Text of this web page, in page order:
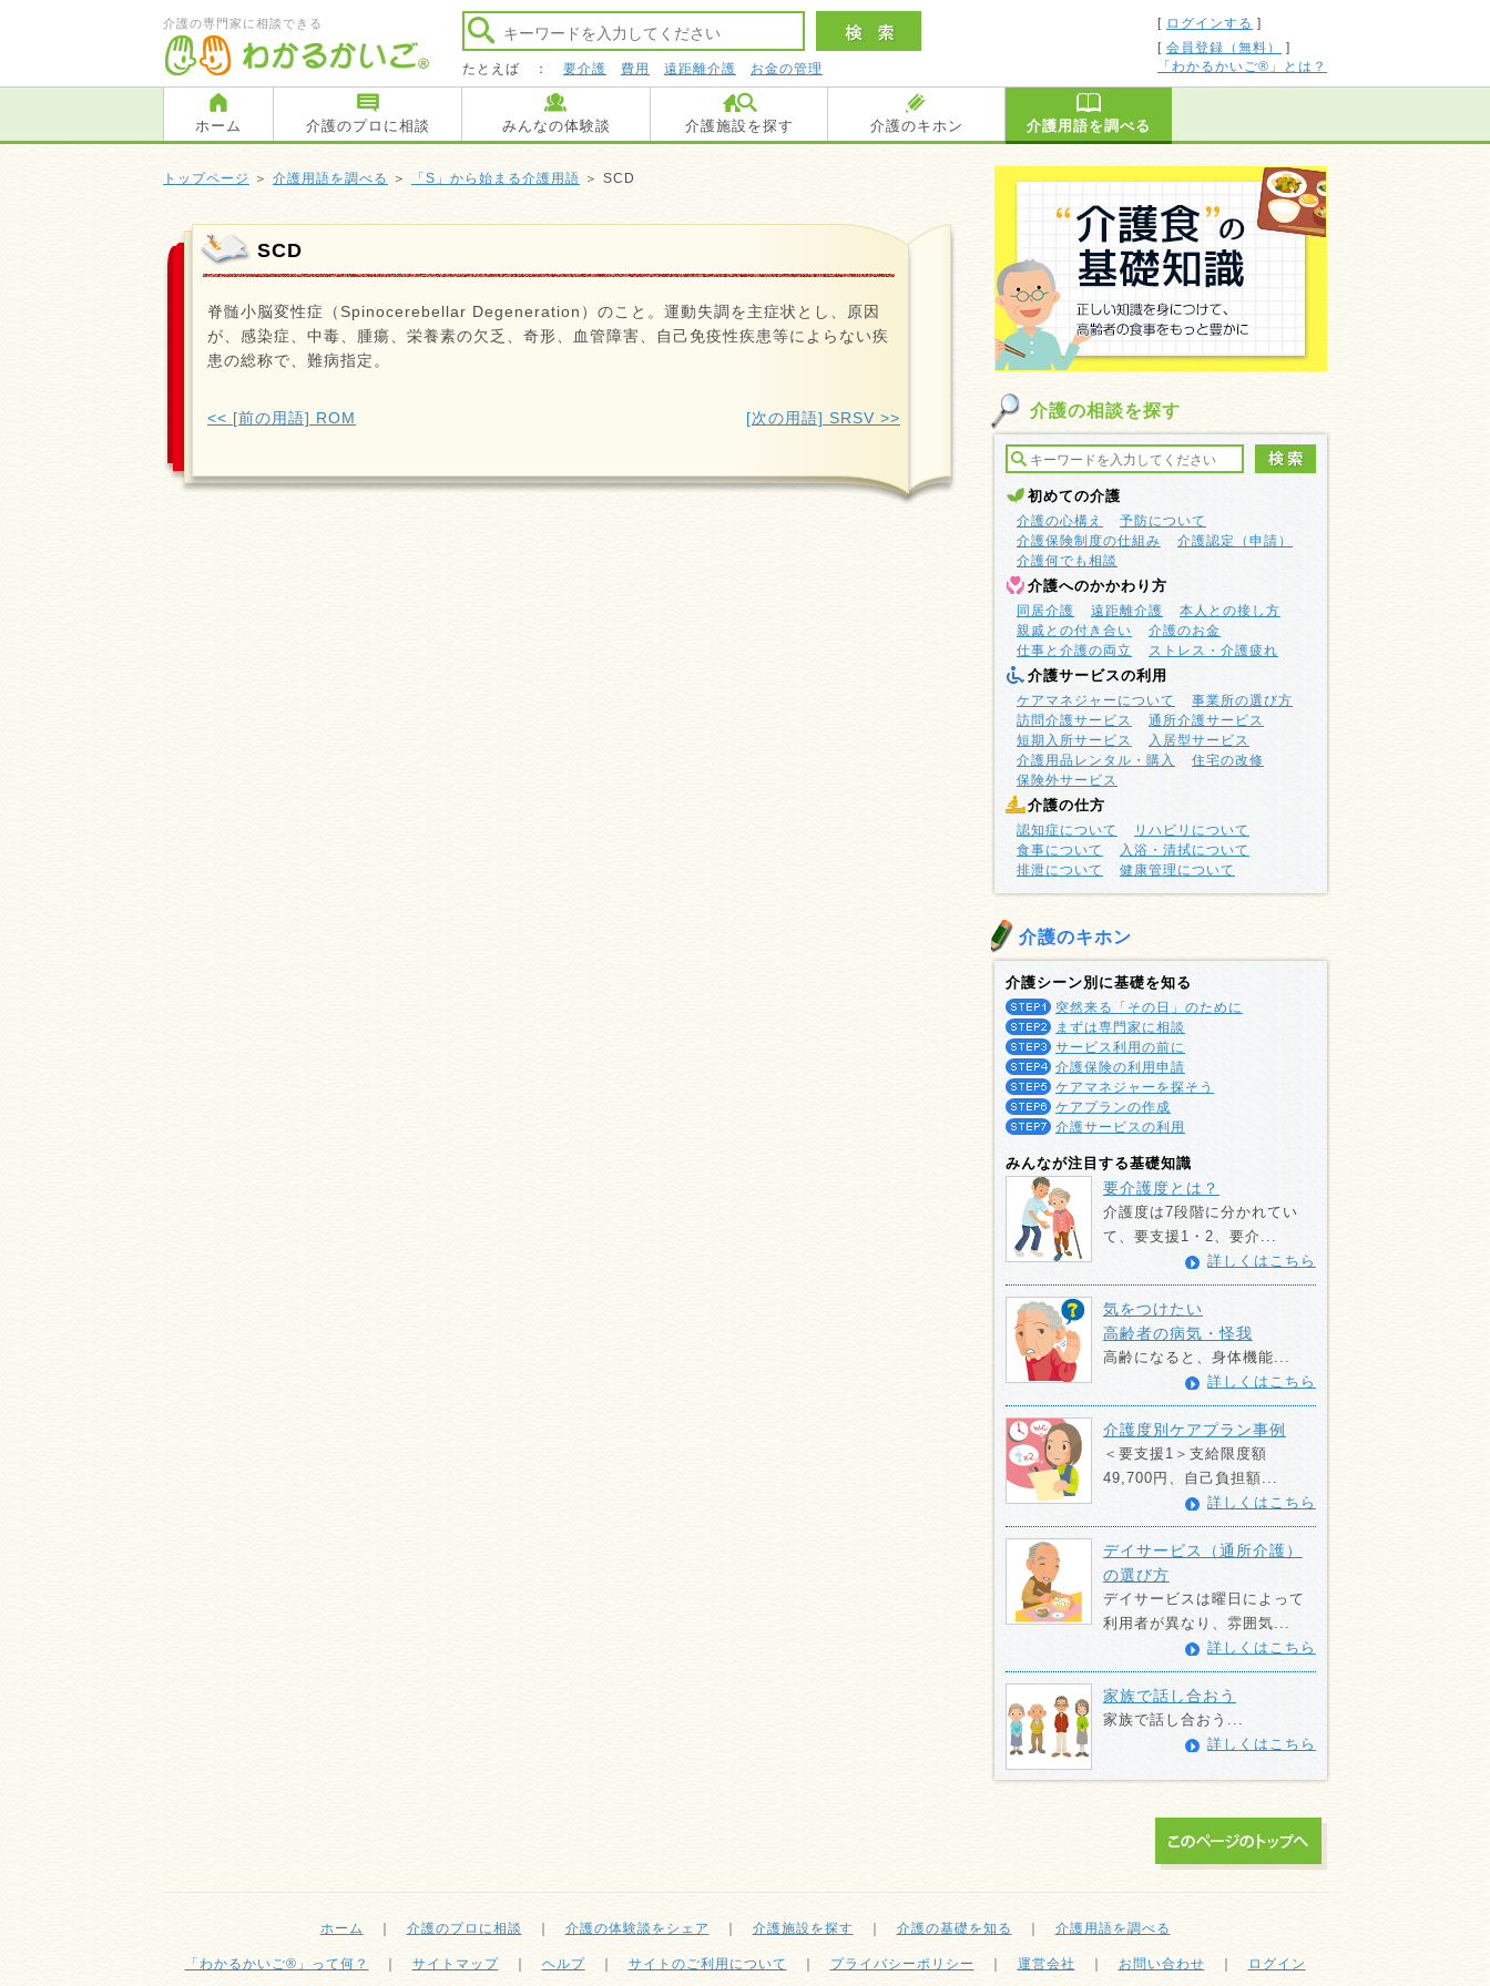
介護の専門家に相談できる
たとえば ： 要介護 費用 遠距離介護 お金の管理
[ ログインする ]
[ 会員登録（無料）
]
「わかるかいご®」とは？
ホーム 介護のプロに相談 みんなの体験談 介護施設を探す 介護のキホン 介護用語を調べる
トップページ ＞ 介護用語を調べる ＞ 「S」から始まる介護用語 ＞ SCD
SCD
脊髄小脳変性症（Spinocerebellar Degeneration）のこと。運動失調を主症状とし、原因
が、感染症、中毒、腫瘍、栄養素の欠乏、奇形、血管障害、自己免疫性疾患等によらない疾
患の総称で、難病指定。
<< [前の用語] ROM [次の用語] SRSV >> 介護の相談を探す
初めての介護
介護の心構え
予防について
介護保険制度の仕組み
介護認定（申請）
介護何でも相談
介護へのかかわり方
同居介護 遠距離介護
本人との接し方
親戚との付き合い
介護のお金
仕事と介護の両立
ストレス・介護疲れ
介護サービスの利用
ケアマネジャーについて
事業所の選び方
訪問介護サービス
通所介護サービス
短期入所サービス
入居型サービス
介護用品レンタル・購入
住宅の改修
保険外サービス
介護の仕方
認知症について
リハビリについて
食事について
入浴・清拭について
排泄について
健康管理について
介護のキホン
介護シーン別に基礎を知る
突然来る「その日」のために
まずは専門家に相談
サービス利用の前に
介護保険の利用申請
ケアマネジャーを探そう
ケアプランの作成
介護サービスの利用
みんなが注目する基礎知識
要介護度とは？
介護度は7段階に分かれてい
て、要支援1・2、要介...
詳しくはこちら
気をつけたい
高齢者の病気・怪我
高齢になると、身体機能...
詳しくはこちら
介護度別ケアプラン事例
＜要支援1＞支給限度額
49,700円、自己負担額...
詳しくはこちら
デイサービス（通所介護）
の選び方
デイサービスは曜日によって
利用者が異なり、雰囲気...
詳しくはこちら
家族で話し合おう
家族で話し合おう...
詳しくはこちら
ホーム 介護のプロに相談 介護の体験談をシェア 介護施設を探す 介護の基礎を知る 介護用語を調べる
「わかるかいご®」って何？ サイトマップ｜ ヘルプ｜ サイトのご利用について プライバシーポリシー 運営会社 お問い合わせ ログイン